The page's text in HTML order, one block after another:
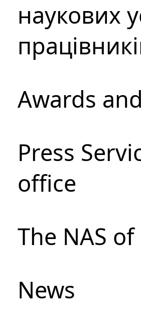
наукових
Awards
Press
office
The NAS
News